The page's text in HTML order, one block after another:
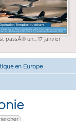
passÃ© un... 17 janvier
en Europe